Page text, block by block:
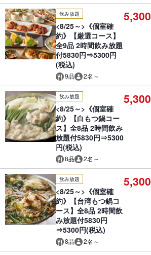
飲み放題
<8/25～>《個室確
約》【厳選コース】
全9品 2時間飲み放題
付5830円⇒5300円
(税込)
9品 2名～
5,300
飲み放題
<8/25～>《個室確
約》【白もつ鍋コー
ス】全8品 2時間飲み
放題付5830円⇒5300
円(税込)
8品 2名～
5,300
飲み放題
<8/25～>《個室確
約》【台湾もつ鍋コ
ース】全8品 2時間飲
み放題付5830円
⇒5300円(税込)
8品 2名～
5,300